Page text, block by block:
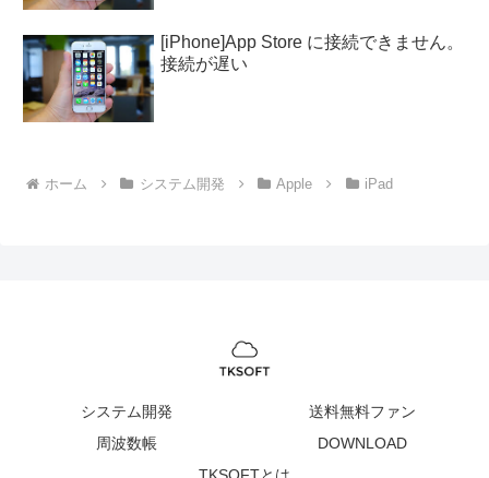
[iPhone]App Store に接続できません。
接続が遅い
ホーム システム開発 Apple iPad
システム開発
送料無料ファン
周波数帳
DOWNLOAD
TKSOFTとは